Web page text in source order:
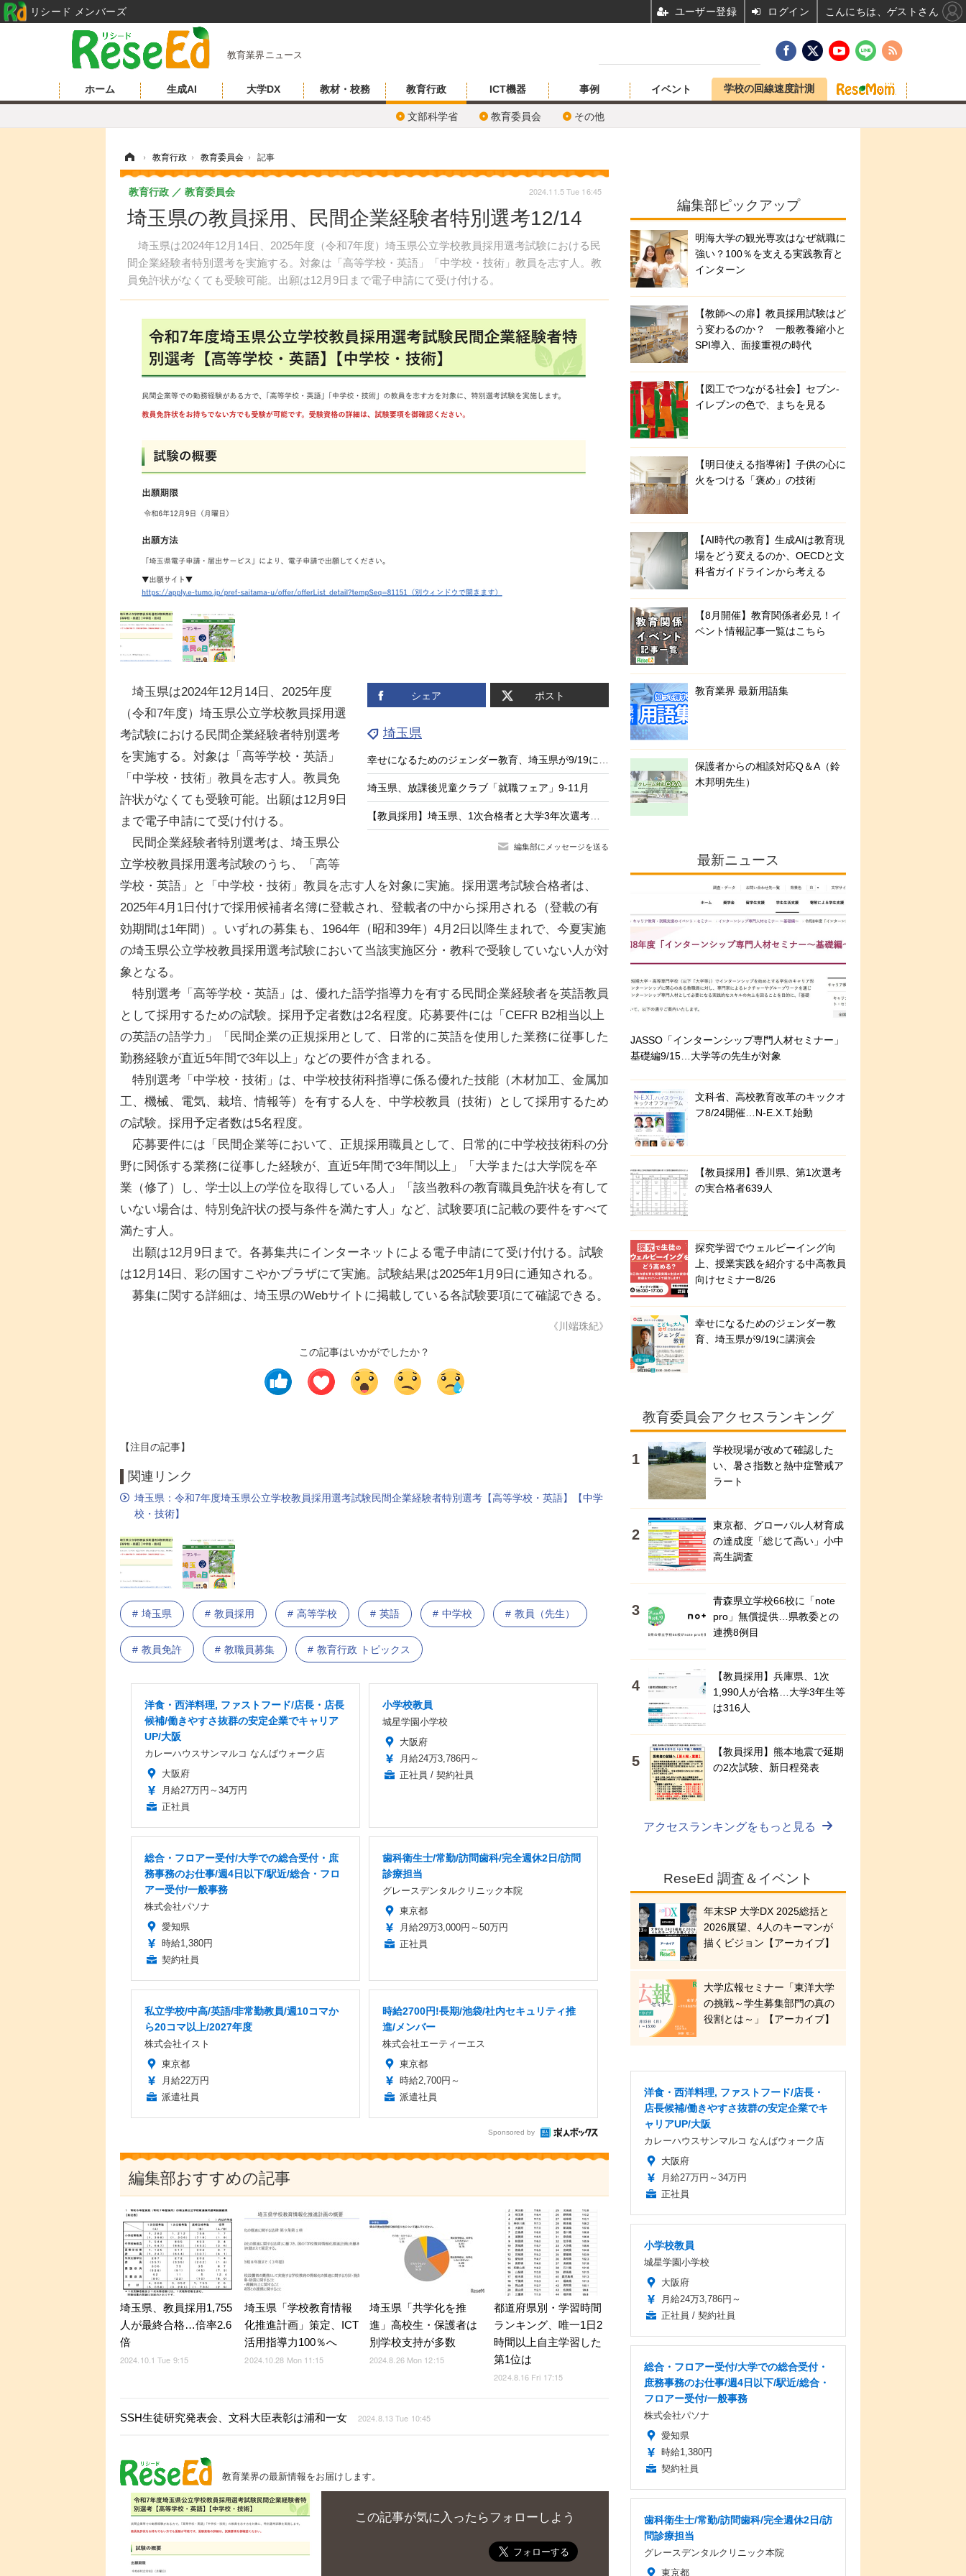
教育業界ニュース
ホーム 生成AI 大学DX 教材・校務 教育行政
文部科学省 教育委員会 その他
ICT機器 事例 イベント 学校の回線速度計測
› 教育行政 › 教育委員会 › 記事
埼玉県の教員採用、民間企業経験者特別選考12/14
埼玉県は2024年12月14日、2025年度（令和7年度）埼玉県公立学校教員採用選考試験における民
間企業経験者特別選考を実施する。対象は「高等学校・英語」「中学校・技術」教員を志す人。教
員免許状がなくても受験可能。出願は12月9日まで電子申請にて受け付ける。
教育行政 教育委員会 2024.11.5 Tue 16:45
シェア ポスト
埼玉県
幸せになるためのジェンダー教育、埼玉県が9/19に講演会
埼玉県、放課後児童クラブ「就職フェア」9-11月
【教員採用】埼玉県、1次合格者と大学3年次選考結果…通過率88.1％
編集部にメッセージを送る
埼玉県は2024年12月14日、2025年度
（令和7年度）埼玉県公立学校教員採用選
考試験における民間企業経験者特別選考
を実施する。対象は「高等学校・英語」
「中学校・技術」教員を志す人。教員免
許状がなくても受験可能。出願は12月9日
まで電子申請にて受け付ける。
民間企業経験者特別選考は、埼玉県公
立学校教員採用選考試験のうち、「高等
学校・英語」と「中学校・技術」教員を志す人を対象に実施。採用選考試験合格者は、
2025年4月1日付けで採用候補者名簿に登載され、登載者の中から採用される（登載の有
効期間は1年間）。いずれの募集も、1964年（昭和39年）4月2日以降生まれで、今夏実施
の埼玉県公立学校教員採用選考試験において当該実施区分・教科で受験していない人が対
象となる。
特別選考「高等学校・英語」は、優れた語学指導力を有する民間企業経験者を英語教員
として採用するための試験。採用予定者数は2名程度。応募要件には「CEFR B2相当以上
の英語の語学力」「民間企業の正規採用として、日常的に英語を使用した業務に従事した
勤務経験が直近5年間で3年以上」などの要件が含まれる。
特別選考「中学校・技術」は、中学校技術科指導に係る優れた技能（木材加工、金属加
工、機械、電気、栽培、情報等）を有する人を、中学校教員（技術）として採用するため
の試験。採用予定者数は5名程度。
応募要件には「民間企業等において、正規採用職員として、日常的に中学校技術科の分
野に関係する業務に従事した経験が、直近5年間で3年間以上」「大学または大学院を卒
業（修了）し、学士以上の学位を取得している人」「該当教科の教育職員免許状を有して
いない場合は、特別免許状の授与条件を満たす人」など、試験要項に記載の要件をすべて
満たす人。
出願は12月9日まで。各募集共にインターネットによる電子申請にて受け付ける。試験
は12月14日、彩の国すこやかプラザにて実施。試験結果は2025年1月9日に通知される。
募集に関する詳細は、埼玉県のWebサイトに掲載している各試験要項にて確認できる。
《川端珠紀》
この記事はいかがでしたか？
【注目の記事】
関連リンク
埼玉県：令和7年度埼玉県公立学校教員採用選考試験民間企業経験者特別選考【高等学校・英語】【中学
校・技術】
埼玉県 教員採用 高等学校 英語 中学校 教員（先生）
教員免許 教職員募集 教育行政 トピックス
洋食・西洋料理, ファストフード/店長・店長
候補/働きやすさ抜群の安定企業でキャリア
UP/大阪
カレーハウスサンマルコ なんばウォーク店
大阪府
月給27万円～34万円
正社員
小学校教員
城星学園小学校
大阪府
月給24万3,786円～
正社員 / 契約社員
総合・フロアー受付/大学での総合受付・庶
務事務のお仕事/週4日以下/駅近/総合・フロ
アー受付/一般事務
株式会社パソナ
愛知県
時給1,380円
契約社員
歯科衛生士/常勤/訪問歯科/完全週休2日/訪問
診療担当
グレースデンタルクリニック本院
東京都
月給29万3,000円～50万円
正社員
私立学校/中高/英語/非常勤教員/週10コマか
ら20コマ以上/2027年度
株式会社イスト
東京都
月給22万円
派遣社員
時給2700円!長期/池袋/社内セキュリティ推
進/メンバー
株式会社エーティーエス
東京都
時給2,700円～
派遣社員
Sponsored by
編集部おすすめの記事
埼玉県、教員採用1,755
人が最終合格…倍率2.6
倍
2024.10.1 Tue 9:15
埼玉県「学校教育情報
化推進計画」策定、ICT
活用指導力100％へ
2024.10.28 Mon 11:15
埼玉県「共学化を推
進」高校生・保護者は
別学校支持が多数
2024.8.26 Mon 12:15
都道府県別・学習時間
ランキング、唯一1日2
時間以上自主学習した
第1位は
2024.8.16 Fri 17:15
SSH生徒研究発表会、文科大臣表彰は浦和一女 2024.8.13 Tue 10:45
教育業界の最新情報をお届けします。
この記事が気に入ったらフォローしよう
編集部ピックアップ
明海大学の観光専攻はなぜ就職に
強い？100％を支える実践教育と
インターン
【教師への扉】教員採用試験はど
う変わるのか？ 一般教養縮小と
SPI導入、面接重視の時代
【図工でつながる社会】セブン‐
イレブンの色で、まちを見る
【明日使える指導術】子供の心に
火をつける「褒め」の技術
【AI時代の教育】生成AIは教育現
場をどう変えるのか、OECDと文
科省ガイドラインから考える
【8月開催】教育関係者必見！イ
ベント情報記事一覧はこちら
教育業界 最新用語集
保護者からの相談対応Q＆A（鈴
木邦明先生）
最新ニュース
JASSO「インターンシップ専門人材セミナー」
基礎編9/15…大学等の先生が対象
文科省、高校教育改革のキックオ
フ8/24開催…N-E.X.T.始動
【教員採用】香川県、第1次選考
の実合格者639人
探究学習でウェルビーイング向
上、授業実践を紹介する中高教員
向けセミナー8/26
幸せになるためのジェンダー教
育、埼玉県が9/19に講演会
教育委員会アクセスランキング
学校現場が改めて確認した
い、暑さ指数と熱中症警戒ア
ラート
東京都、グローバル人材育成
の達成度「総じて高い」小中
高生調査
青森県立学校66校に「note
pro」無償提供…県教委との
連携8例目
【教員採用】兵庫県、1次
1,990人が合格…大学3年生等
は316人
【教員採用】熊本地震で延期
の2次試験、新日程発表
アクセスランキングをもっと見る
ReseEd 調査＆イベント
年末SP 大学DX 2025総括と
2026展望、4人のキーマンが
描くビジョン【アーカイブ】
大学広報セミナー「東洋大学
の挑戦～学生募集部門の真の
役割とは～」【アーカイブ】
洋食・西洋料理, ファストフード/店長・
店長候補/働きやすさ抜群の安定企業でキ
ャリアUP/大阪
カレーハウスサンマルコ なんばウォーク店
大阪府
月給27万円～34万円
正社員
小学校教員
城星学園小学校
大阪府
月給24万3,786円～
正社員 / 契約社員
総合・フロアー受付/大学での総合受付・
庶務事務のお仕事/週4日以下/駅近/総合・
フロアー受付/一般事務
株式会社パソナ
愛知県
時給1,380円
契約社員
歯科衛生士/常勤/訪問歯科/完全週休2日/訪
問診療担当
グレースデンタルクリニック本院
東京都
リシード メンバーズ ユーザー登録 ログイン こんにちは、ゲストさん